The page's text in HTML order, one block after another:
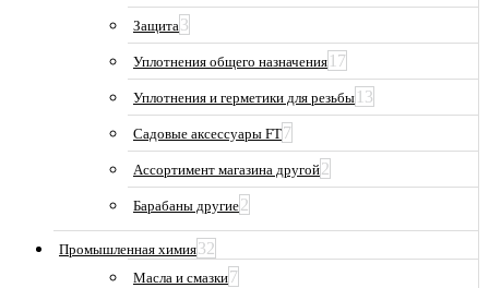
Защита3
Уплотнения общего назначения 17
Уплотнения и герметики для резьбы 13
Садовые аксессуары FT7
Ассортимент магазина другой2
Барабаны другие2
Промышленная химия32
Масла и смазки7